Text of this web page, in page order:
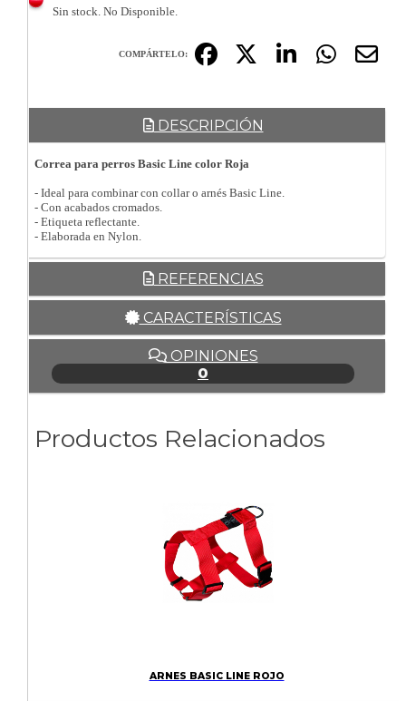
Sin stock. No Disponible.
COMPÁRTELO:
DESCRIPCIÓN
Correa para perros Basic Line color Roja
- Ideal para combinar con collar o arnés Basic Line.
- Con acabados cromados.
- Etiqueta reflectante.
- Elaborada en Nylon.
REFERENCIAS
CARACTERÍSTICAS
OPINIONES
0
Productos Relacionados
ARNES BASIC LINE ROJO